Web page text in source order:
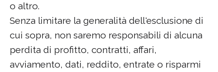
o altro.
Senza limitare la generalità dell'esclusione di
cui sopra, non saremo responsabili di alcuna
perdita di profitto, contratti, affari,
avviamento, dati, reddito, entrate o risparmi